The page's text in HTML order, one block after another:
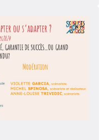
chronique